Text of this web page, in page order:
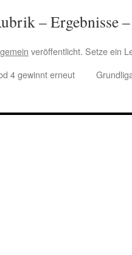
– Ergebnisse
veröffentlicht. Setze ein
4 gewinnt erneut